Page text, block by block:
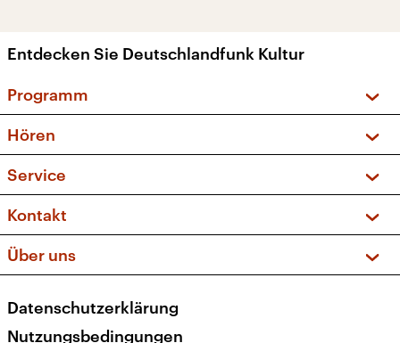
Entdecken Sie Deutschlandfunk Kultur
Programm
Sendungen und Podcasts
Musikliste
Kakadu – Das Kinderprogramm
Hören
Frequenzen (UKW + DAB+)
Service
FAQ
Apps
Newsletter
Veranstaltungen
Kontakt
Social Media
Über uns
Presse
Datenschutzerklärung
Nutzungsbedingungen